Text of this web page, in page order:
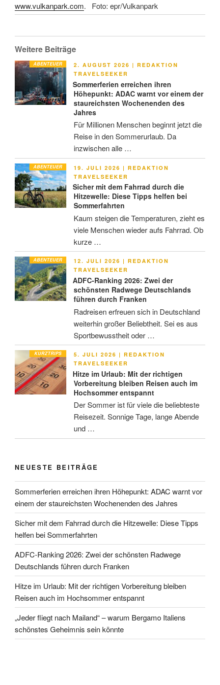
www.vulkanpark.com. Foto: epr/Vulkanpark
Weitere Beiträge
ABENTEUER
VERÖFFENTLICHT
AM
2. AUGUST 2026 | REDAKTION
TRAVELSEEKER
Sommerferien erreichen ihren
Höhepunkt: ADAC warnt vor einem der
staureichsten Wochenenden des
Jahres
Für Millionen Menschen beginnt jetzt die
Reise in den Sommerurlaub. Da
inzwischen alle …
ABENTEUER
VERÖFFENTLICHT
AM
19. JULI 2026 | REDAKTION
TRAVELSEEKER
Sicher mit dem Fahrrad durch die
Hitzewelle: Diese Tipps helfen bei
Sommerfahrten
Kaum steigen die Temperaturen, zieht es
viele Menschen wieder aufs Fahrrad. Ob
kurze …
ABENTEUER
VERÖFFENTLICHT
AM
12. JULI 2026 | REDAKTION
TRAVELSEEKER
ADFC-Ranking 2026: Zwei der
schönsten Radwege Deutschlands
führen durch Franken
Radreisen erfreuen sich in Deutschland
weiterhin großer Beliebtheit. Sei es aus
Sportbewusstheit oder …
KURZTRIPS
VERÖFFENTLICHT
AM
5. JULI 2026 | REDAKTION
TRAVELSEEKER
Hitze im Urlaub: Mit der richtigen
Vorbereitung bleiben Reisen auch im
Hochsommer entspannt
Der Sommer ist für viele die beliebteste
Reisezeit. Sonnige Tage, lange Abende
und …
NEUESTE BEITRÄGE
Sommerferien erreichen ihren Höhepunkt: ADAC warnt vor
einem der staureichsten Wochenenden des Jahres
Sicher mit dem Fahrrad durch die Hitzewelle: Diese Tipps
helfen bei Sommerfahrten
ADFC-Ranking 2026: Zwei der schönsten Radwege
Deutschlands führen durch Franken
Hitze im Urlaub: Mit der richtigen Vorbereitung bleiben
Reisen auch im Hochsommer entspannt
„Jeder fliegt nach Mailand“ – warum Bergamo Italiens
schönstes Geheimnis sein könnte